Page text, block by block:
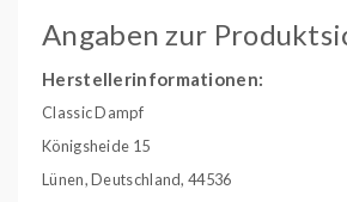
Angaben zur
Herstellerinformationen:
Classic Dampf
Königsheide 15
Lünen, Deutschland, 44536